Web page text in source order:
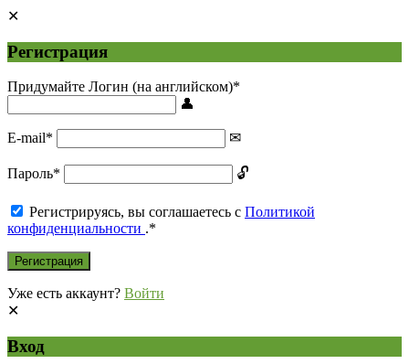
Регистрация
Придумайте Логин (на английском)*
E-mail*
Пароль*
Регистрируясь, вы соглашаетесь с Политикой
конфиденциальности .*
Уже есть аккаунт? Войти
Вход